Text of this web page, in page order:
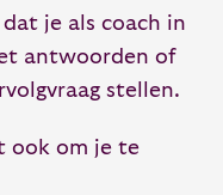
je als coach in
antwoorden of
stellen.
ook om je te